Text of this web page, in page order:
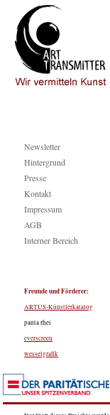
Newsletter
Hintergrund
Presse
Kontakt
Impressum
AGB
Interner Bereich
Freunde und Förderer:
ARTUS-Künstlerkatalog
panta rhei
everscreen
wesselgrafik